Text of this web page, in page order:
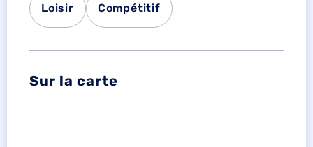
Loisir Compétitif
Sur la carte